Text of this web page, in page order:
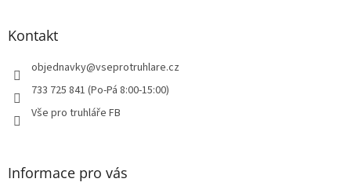
Kontakt
objednavky@vseprotruhlare.cz
733 725 841 (Po-Pá 8:00-15:00)
Vše pro truhláře FB
Informace pro vás